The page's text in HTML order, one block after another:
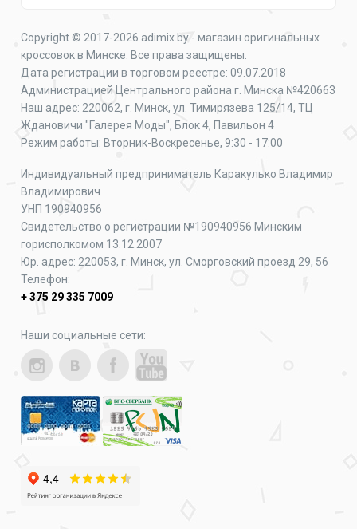
Copyright © 2017-2026 adimix.by - магазин оригинальных
кроссовок в Минске. Все права защищены.
Дата регистрации в торговом реестре: 09.07.2018
Администрацией Центрального района г. Минска №420663
Наш адрес: 220062, г. Минск, ул. Тимирязева 125/14, ТЦ
Ждановичи "Галерея Моды", Блок 4, Павильон 4
Режим работы: Вторник-Воскресенье, 9:30 - 17:00
Индивидуальный предприниматель Каракулько Владимир
Владимирович
УНП 190940956
Свидетельство о регистрации №190940956 Минским
горисполкомом 13.12.2007
Юр. адрес: 220053, г. Минск, ул. Сморговский проезд 29, 56
Телефон:
+ 375 29 335 7009
Наши социальные сети: